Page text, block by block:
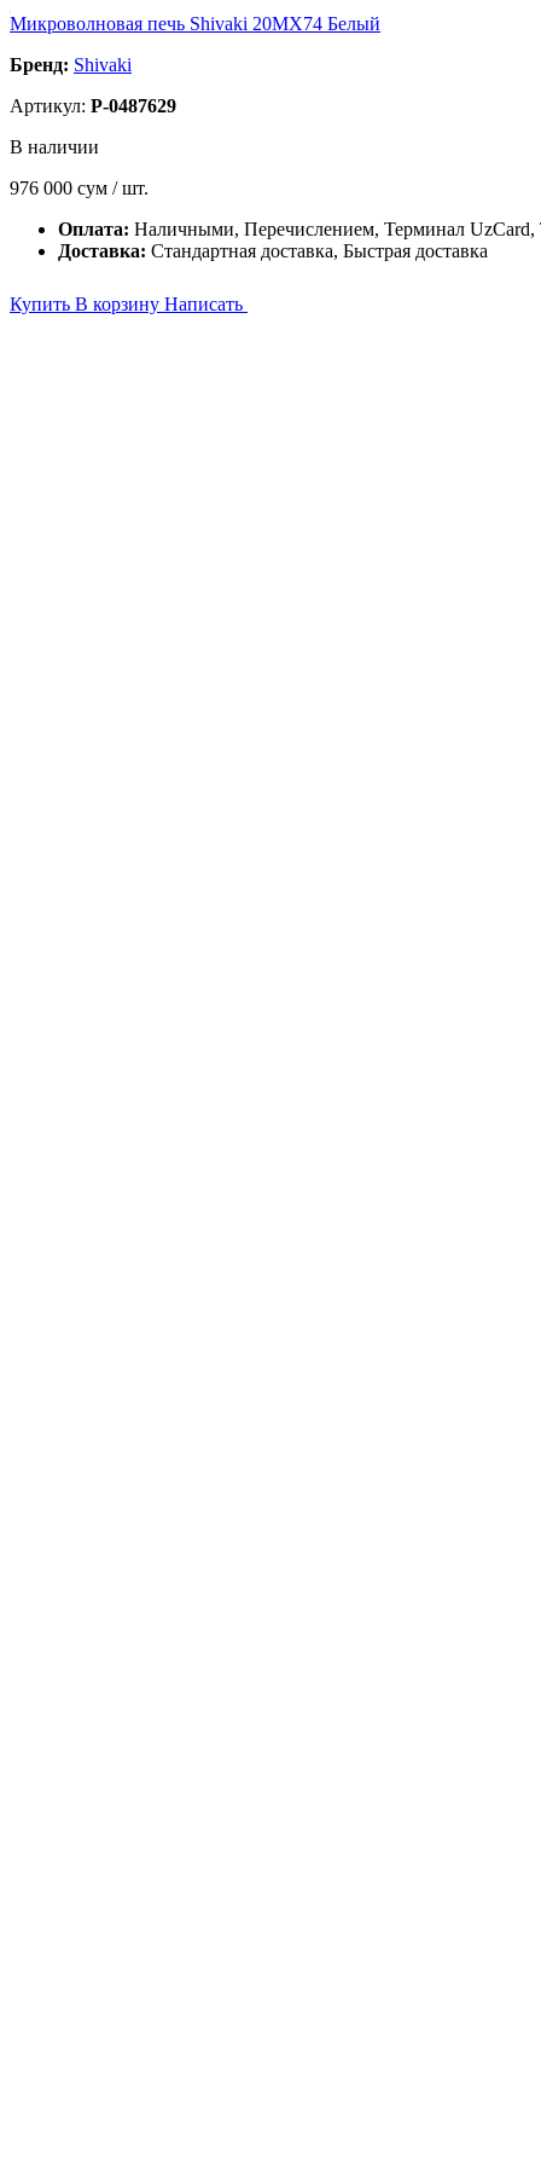
Микроволновая печь Shivaki 20MX74 Белый
Бренд: Shivaki
Артикул: P-0487629
В наличии
976 000 сум / шт.
Оплата: Наличными, Перечислением, Терминал
Доставка: Стандартная доставка, Быстрая доставка
Купить В корзину Написать